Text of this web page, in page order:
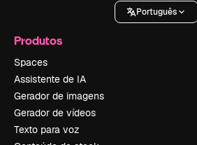
Português
Produtos
Spaces
Assistente de IA
Gerador de imagens
Gerador de vídeos
Texto para voz